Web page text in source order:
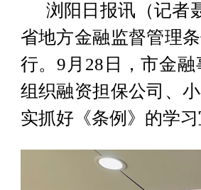
浏阳日报讯（记者
省地方金融监督管理
行。9月28日，市金
组织融资担保公司、
实抓好《条例》的学